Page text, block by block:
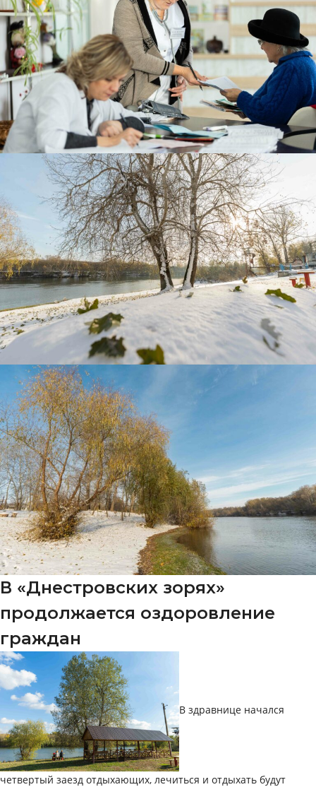
В «Днестровских зорях»
продолжается оздоровление
граждан
В здравнице начался
четвертый заезд отдыхающих, лечиться и отдыхать будут